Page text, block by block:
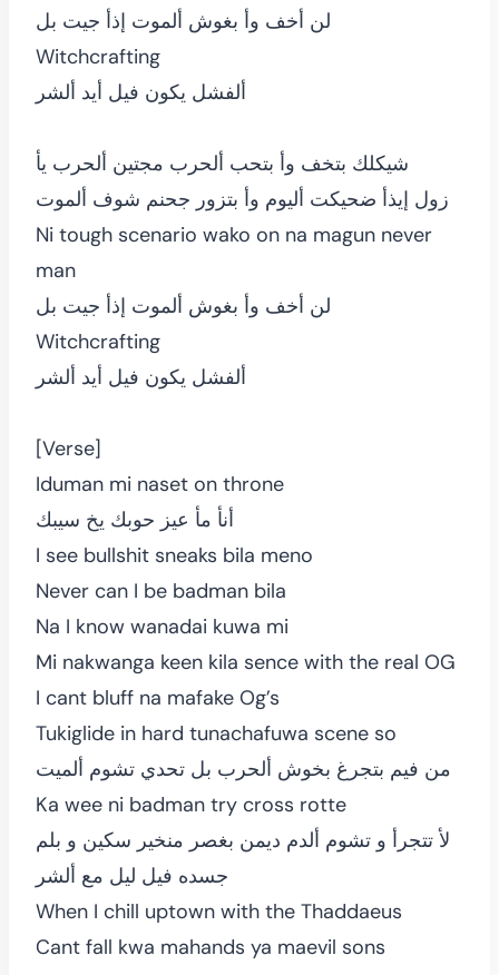
لن أخف وأ بغوش ألموت إذأ جيت بل
Witchcrafting
ألفشل يكون فيل أيد ألشر
شيكلك بتخف وأ بتحب ألحرب مجتين ألحرب يأ
زول إيذأ ضحيكت أليوم وأ بتزور جحنم شوف ألموت
Ni tough scenario wako on na magun never
man
لن أخف وأ بغوش ألموت إذأ جيت بل
Witchcrafting
ألفشل يكون فيل أيد ألشر
[Verse]
Iduman mi naset on throne
أنأ مأ عيز حوبك يخ سيبك
I see bullshit sneaks bila meno
Never can I be badman bila
Na I know wanadai kuwa mi
Mi nakwanga keen kila sence with the real OG
I cant bluff na mafake Og’s
Tukiglide in hard tunachafuwa scene so
من فيم بتجرغ بخوش ألحرب بل تحدي تشوم ألميت
Ka wee ni badman try cross rotte
لأ تتجرأ و تشوم ألدم ديمن بغصر منخير سكين و بلم
جسده فيل ليل مع ألشر
When I chill uptown with the Thaddaeus
Cant fall kwa mahands ya maevil sons